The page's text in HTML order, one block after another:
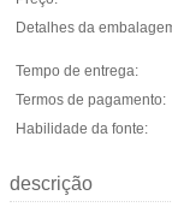
Detalhes da
Tempo de entrega:
Termos de pagamento:
Habilidade da fonte:
descrição